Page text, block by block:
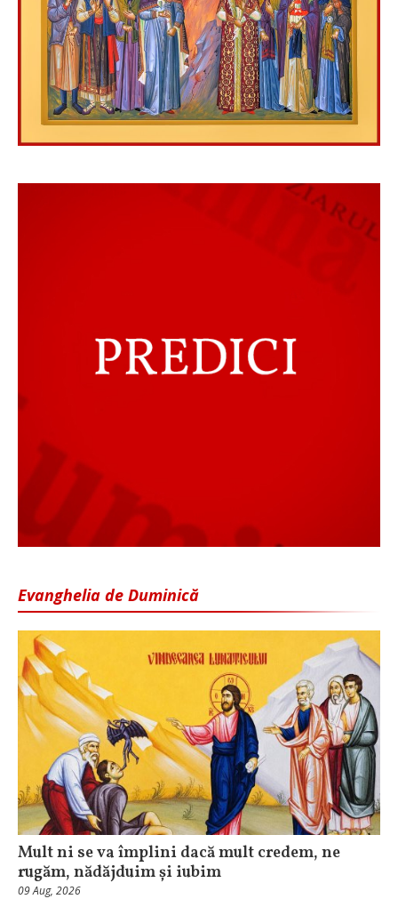
Evanghelia de Duminică
Mult ni se va împlini dacă mult credem, ne
rugăm, nădăjduim și iubim
09 Aug, 2026